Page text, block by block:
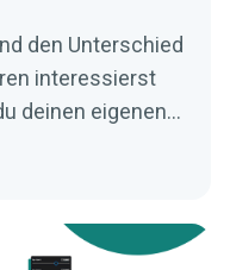
den Unterschied
interessierst
deinen eigenen